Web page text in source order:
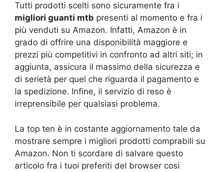
Tutti prodotti scelti sono sicuramente fra i
migliori guanti mtb presenti al momento e fra i
più venduti su Amazon. Infatti, Amazon è in
grado di offrire una disponibilità maggiore e
prezzi più competitivi in confronto ad altri siti; in
aggiunta, assicura il massimo della sicurezza e
di serietà per quel che riguarda il pagamento e
la spedizione. Infine, il servizio di reso è
irreprensibile per qualsiasi problema.
La top ten è in costante aggiornamento tale da
mostrare sempre i migliori prodotti comprabili su
Amazon. Non ti scordare di salvare questo
articolo fra i tuoi preferiti del browser così